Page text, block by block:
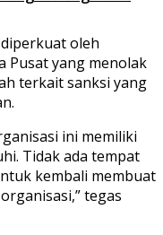
oleh
Pusat yang menolak
terkait sanksi yang
ini memiliki
Tidak ada tempat
kembali membuat
tegas